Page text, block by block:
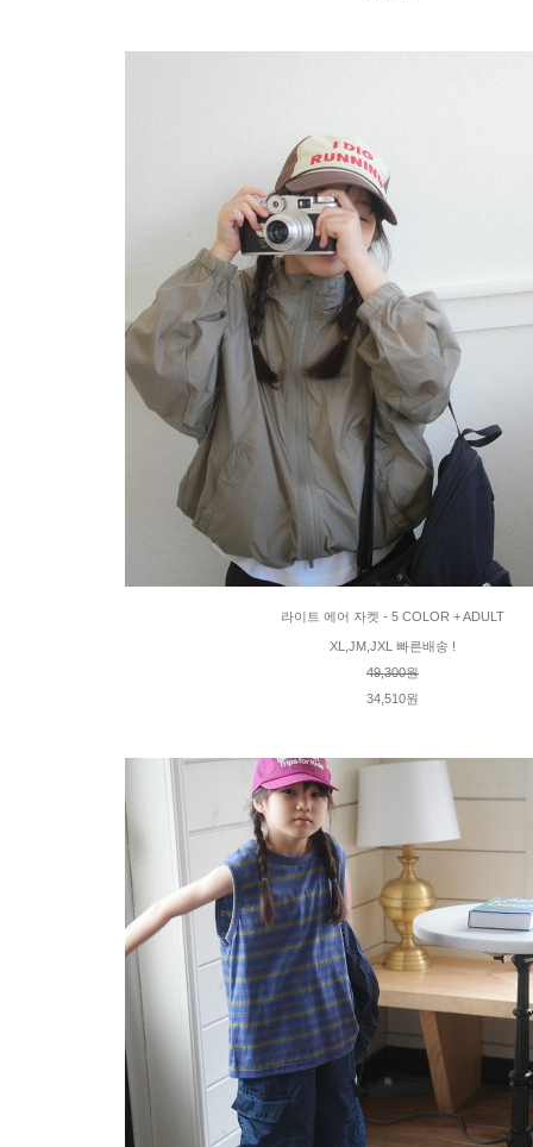
라이트 에어 자켓 - 5 COLOR + ADULT
XL,JM,JXL 빠른배송 !
49,300원
34,510원